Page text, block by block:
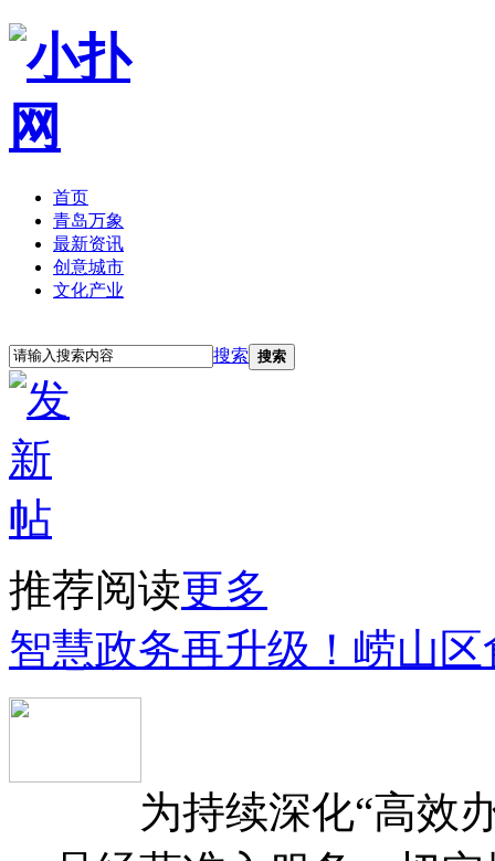
首页
青岛万象
最新资讯
创意城市
文化产业
搜索 搜索
推荐阅读更多
智慧政务再升级！崂山
为持续深化“高效办